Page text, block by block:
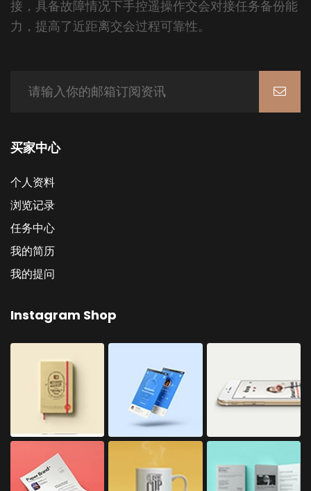
接，具备故障情况下手控遥操作交会对接任务备份能
力，提高了近距离交会过程可靠性。
买家中心
个人资料
浏览记录
任务中心
我的简历
我的提问
Instagram Shop